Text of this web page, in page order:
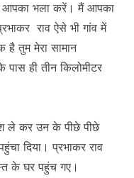
आपका भला करें। मैं आपका
राव ऐसे भी गांव में
तुम मेरा सामान
ही तीन किलोमीटर
ले कर उन के पीछे पीछे
दिया। प्रभाकर राव
के घर पहुंच गए।